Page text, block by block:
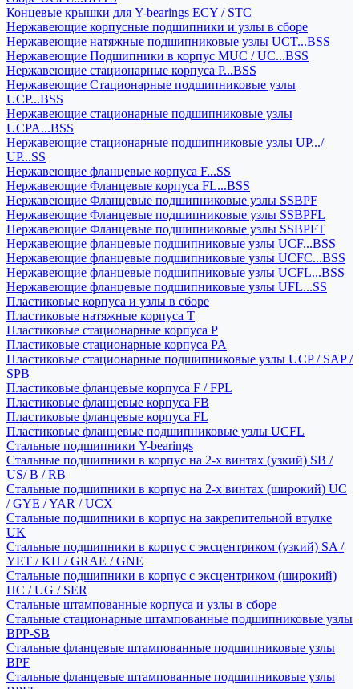
Концевые крышки для Y-bearings ECY / STC
Нержавеющие корпусные подшипники и узлы в сборе
Нержавеющие натяжные подшипниковые узлы UCT...BSS
Нержавеющие Подшипники в корпус MUC / UC...BSS
Нержавеющие стационарные корпуса P...BSS
Нержавеющие Стационарные подшипниковые узлы
UCP...BSS
Нержавеющие стационарные подшипниковые узлы
UCPA...BSS
Нержавеющие стационарные подшипниковые узлы UP.../
UP...SS
Нержавеющие фланцевые корпуса F...SS
Нержавеющие Фланцевые корпуса FL...BSS
Нержавеющие Фланцевые подшипниковые узлы SSBPF
Нержавеющие Фланцевые подшипниковые узлы SSBPFL
Нержавеющие Фланцевые подшипниковые узлы SSBPFT
Нержавеющие фланцевые подшипниковые узлы UCF...BSS
Нержавеющие фланцевые подшипниковые узлы UCFC...BSS
Нержавеющие фланцевые подшипниковые узлы UCFL...BSS
Нержавеющие фланцевые подшипниковые узлы UFL...SS
Пластиковые корпуса и узлы в сборе
Пластиковые натяжные корпуса T
Пластиковые стационарные корпуса P
Пластиковые стационарные корпуса PA
Пластиковые стационарные подшипниковые узлы UCP / SAP /
SPB
Пластиковые фланцевые корпуса F / FPL
Пластиковые фланцевые корпуса FB
Пластиковые фланцевые корпуса FL
Пластиковые фланцевые подшипниковые узлы UCFL
Стальные подшипники Y-bearings
Стальные подшипники в корпус на 2-х винтах (узкий) SB /
US/ B / RB
Стальные подшипники в корпус на 2-х винтах (широкий) UC
/ GYE / YAR / UCX
Стальные подшипники в корпус на закрепительной втулке
UK
Стальные подшипники в корпус с эксцентриком (узкий) SA /
YET / KH / GRAE / GNE
Стальные подшипники в корпус с эксцентриком (широкий)
HC / UG / SER
Стальные штампованные корпуса и узлы в сборе
Стальные стационарные штампованные подшипниковые узлы
BPP-SB
Стальные фланцевые штампованные подшипниковые узлы
BPF
Стальные фланцевые штампованные подшипниковые узлы